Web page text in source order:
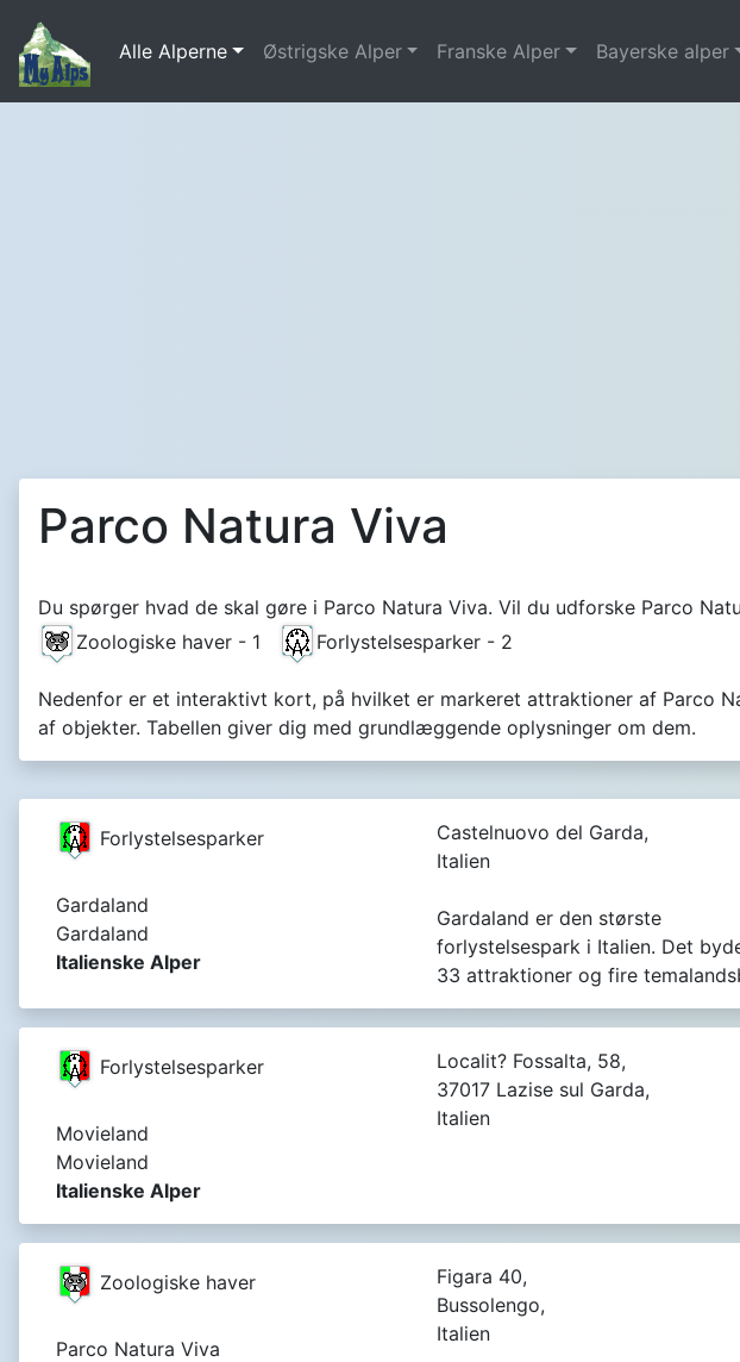
Alle Alperne Østrigske Alper Franske Alper Bayerske alper
Parco Natura Viva
Du spørger hvad de skal gøre i Parco Natura Viva. Vil du udforske Parco
Zoologiske haver - 1
Forlystelsesparker - 2
Nedenfor er et interaktivt kort, på hvilket er markeret attraktioner af Parco
af objekter. Tabellen giver dig med grundlæggende oplysninger om dem.
Forlystelsesparker
Gardaland
Gardaland
Italienske Alper
Castelnuovo del Garda,
Italien
Gardaland er den største
forlystelsespark i Italien. Det
33 attraktioner og fire
Forlystelsesparker
Movieland
Movieland
Italienske Alper
Localit? Fossalta, 58,
37017 Lazise sul Garda,
Italien
Zoologiske haver
Parco Natura Viva
Figara 40,
Bussolengo,
Italien